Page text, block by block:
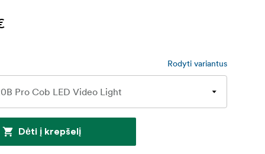
Rodyti variantus
Dėti į krepšelį